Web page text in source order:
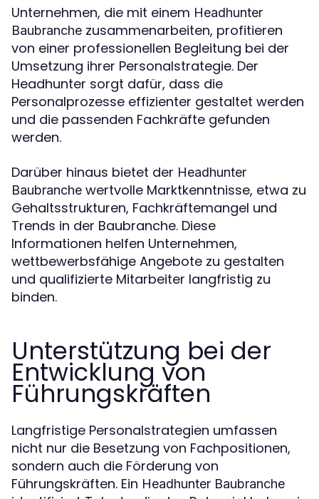
Unternehmen, die mit einem Headhunter
Baubranche zusammenarbeiten, profitieren
von einer professionellen Begleitung bei der
Umsetzung ihrer Personalstrategie. Der
Headhunter sorgt dafür, dass die
Personalprozesse effizienter gestaltet werden
und die passenden Fachkräfte gefunden
werden.
Darüber hinaus bietet der Headhunter
Baubranche wertvolle Marktkenntnisse, etwa zu
Gehaltsstrukturen, Fachkräftemangel und
Trends in der Baubranche. Diese
Informationen helfen Unternehmen,
wettbewerbsfähige Angebote zu gestalten
und qualifizierte Mitarbeiter langfristig zu
binden.
Unterstützung bei der
Entwicklung von
Führungskräften
Langfristige Personalstrategien umfassen
nicht nur die Besetzung von Fachpositionen,
sondern auch die Förderung von
Führungskräften. Ein Headhunter Baubranche